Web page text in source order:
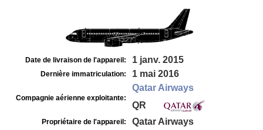
Date de livraison de l'appareil: 1 janv. 2015
Dernière immatriculation: 1 mai 2016
Compagnie aérienne exploitante:
Qatar Airways
QR
Propriétaire de l'appareil: Qatar Airways